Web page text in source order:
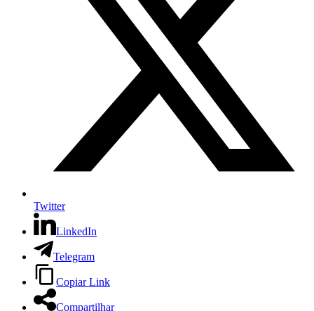
Twitter
LinkedIn
Telegram
Copiar Link
Compartilhar